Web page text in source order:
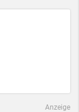
Anzeige